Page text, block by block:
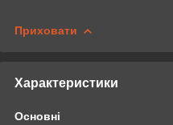
Приховати
Характеристики
Основні